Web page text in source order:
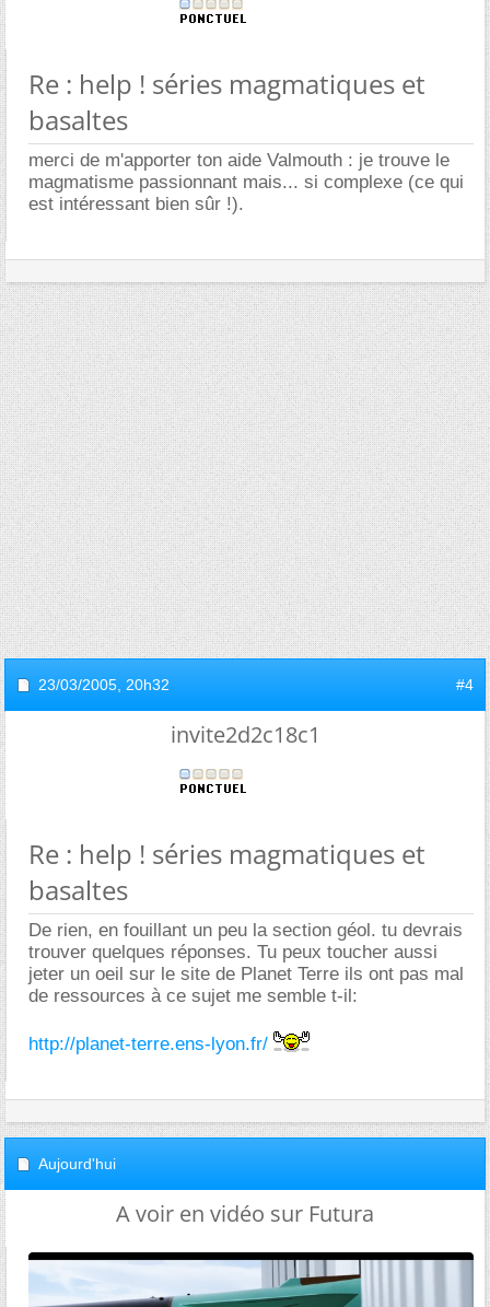
Re : help ! séries magmatiques et
basaltes
merci de m'apporter ton aide Valmouth : je trouve le
magmatisme passionnant mais... si complexe (ce qui
est intéressant bien sûr !).
23/03/2005, 20h32 #4
invite2d2c18c1
Re : help ! séries magmatiques et
basaltes
De rien, en fouillant un peu la section géol. tu devrais
trouver quelques réponses. Tu peux toucher aussi
jeter un oeil sur le site de Planet Terre ils ont pas mal
de ressources à ce sujet me semble t-il:
http://planet-terre.ens-lyon.fr/
Aujourd'hui
A voir en vidéo sur Futura